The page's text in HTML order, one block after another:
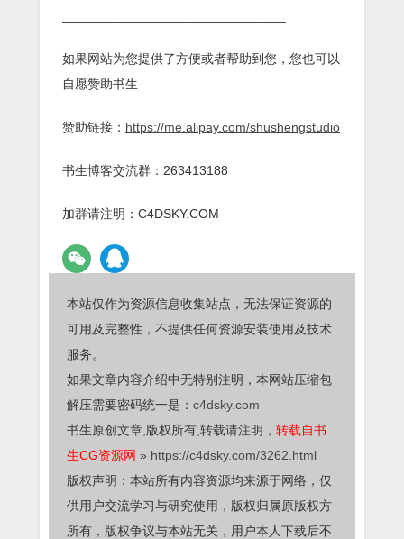
如果网站为您提供了方便或者帮助到您，您也可以
自愿赞助书生
赞助链接： https://me.alipay.com/shushengstudio
书生博客交流群：263413188
加群请注明：C4DSKY.COM
本站仅作为资源信息收集站点，无法保证资源的
可用及完整性，不提供任何资源安装使用及技术
服务。
如果文章内容介绍中无特别注明，本网站压缩包
解压需要密码统一是： c4dsky.com
书生原创文章,版权所有,转载请注明， 转载自书
生CG资源网 » https://c4dsky.com/3262.html
版权声明：本站所有内容资源均来源于网络，仅
供用户交流学习与研究使用，版权归属原版权方
所有，版权争议与本站无关，用户本人下载后不